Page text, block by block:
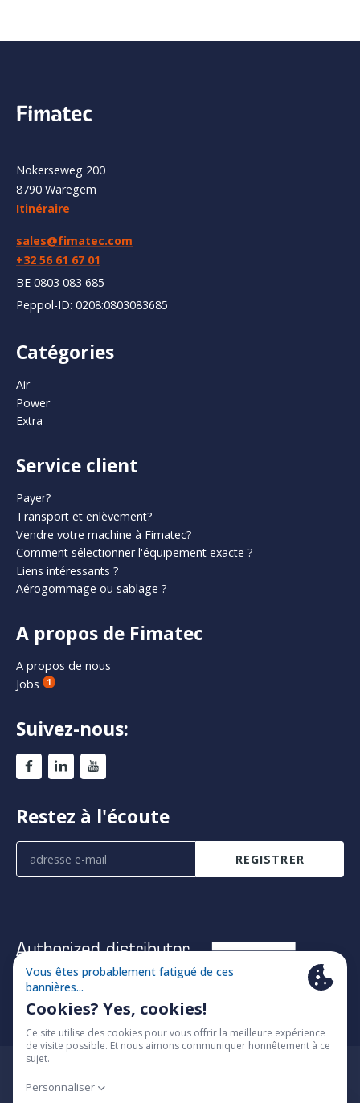
Nokerseweg 200
8790 Waregem
Itinéraire
sales@fimatec.com
+32 56 61 67 01
BE 0803 083 685
Peppol-ID: 0208:0803083685
Catégories
Air
Power
Extra
Service client
Payer?
Transport et enlèvement?
Vendre votre machine à Fimatec?
Comment sélectionner l'équipement exacte ?
Liens intéressants ?
Aérogommage ou sablage ?
A propos de Fimatec
A propos de nous
Jobs
1
Suivez-nous:
Restez à l'écoute
REGISTRER
© 2026 Fimatec
Cookie policy